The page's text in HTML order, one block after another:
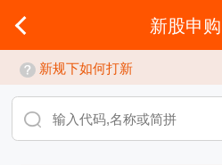
新股申购
新规下如何打新